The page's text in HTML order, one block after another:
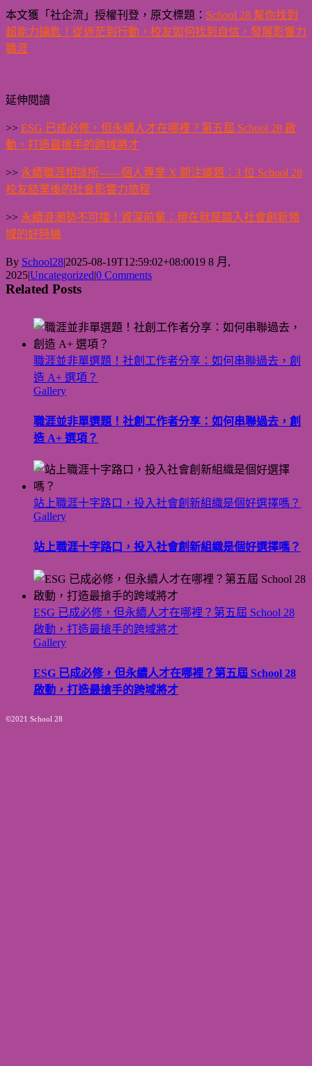
本文獲「社企流」授權刊登，原文標題： School 28 幫你找到
超能力鑰匙！從迷茫到行動，校友如何找到自信，發展影響力
職涯
延伸閱讀
>> ESG 已成必修，但永續人才在哪裡？第五屆 School 28 啟
動，打造最搶手的跨域將才
>> 永續職涯相談所——個人專業 X 關注議題：3 位 School 28
校友結業後的社會影響力旅程
>> 永續浪潮勢不可擋！資深前輩：現在就是踏入社會創新領
域的好時機
By School28|2025-08-19T12:59:02+08:0019 8 月,
2025|Uncategorized|0 Comments
Related Posts
職涯並非單選題！社創工作者分享：如何串聯過去，創
造 A+ 選項？
Gallery
職涯並非單選題！社創工作者分享：如何串聯過去，創
造 A+ 選項？
站上職涯十字路口，投入社會創新組織是個好選擇嗎？
Gallery
站上職涯十字路口，投入社會創新組織是個好選擇嗎？
ESG 已成必修，但永續人才在哪裡？第五屆 School 28
啟動，打造最搶手的跨域將才
Gallery
ESG 已成必修，但永續人才在哪裡？第五屆 School 28
啟動，打造最搶手的跨域將才
©2021 School 28